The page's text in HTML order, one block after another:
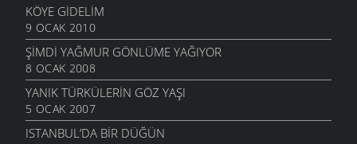
KÖYE GIDELIM
9 OCAK 2010
ŞIMDI YAĞMUR GÖNLÜME YAĞIYOR
8 OCAK 2008
YANIK TÜRKÜLERIN GÖZ YAŞI
5 OCAK 2007
ISTANBUL’DA BIR DÜĞÜN